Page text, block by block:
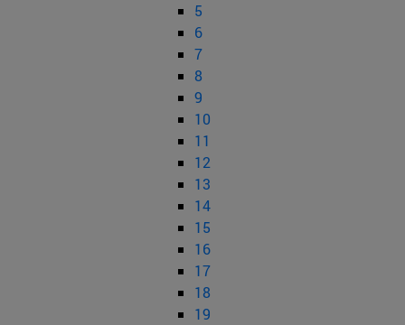
5
6
7
8
9
10
11
12
13
14
15
16
17
18
19